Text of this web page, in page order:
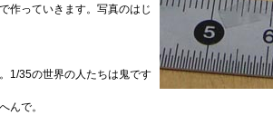
作っていきます。写真のはじ
1/35の世界の人たちは鬼です
んで。